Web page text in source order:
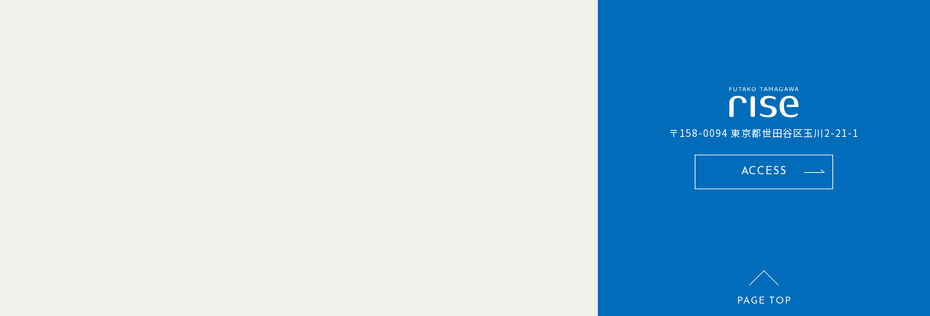
〒158-0094 東京都世田谷区玉川2-21-1
ACCESS
PAGE TOP